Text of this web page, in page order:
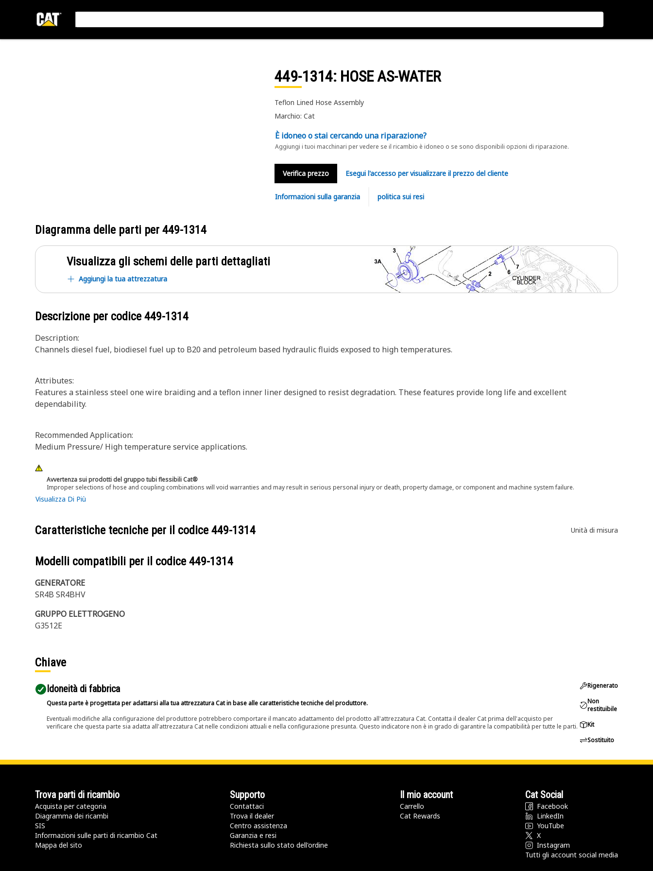
449-1314: HOSE AS-WATER
Teflon Lined Hose Assembly
Marchio: Cat
È idoneo o stai cercando una riparazione?
Aggiungi i tuoi macchinari per vedere se il ricambio è idoneo o se sono disponibili opzioni di riparazione.
Verifica prezzo Esegui l'accesso per visualizzare il prezzo del cliente
Informazioni sulla garanzia politica sui resi
Diagramma delle parti per 449-1314
Visualizza gli schemi delle parti dettagliati
Aggiungi la tua attrezzatura
Descrizione per codice 449-1314
Description:
Channels diesel fuel, biodiesel fuel up to B20 and petroleum based hydraulic fluids exposed to high temperatures.
Attributes:
Features a stainless steel one wire braiding and a teflon inner liner designed to resist degradation. These features provide long life and excellent
dependability.
Recommended Application:
Medium Pressure/ High temperature service applications.
Avvertenza sui prodotti del gruppo tubi flessibili Cat®
Improper selections of hose and coupling combinations will void warranties and may result in serious personal injury or death, property damage, or component and machine system failure.
Visualizza Di Più
Caratteristiche tecniche per il codice 449-1314 Unità di misura
Modelli compatibili per il codice 449-1314
GENERATORE
SR4B SR4BHV
GRUPPO ELETTROGENO
G3512E
Chiave
Idoneità di fabbrica
Questa parte è progettata per adattarsi alla tua attrezzatura Cat in base alle caratteristiche tecniche del produttore.
Eventuali modifiche alla configurazione del produttore potrebbero comportare il mancato adattamento del prodotto all'attrezzatura Cat. Contatta il dealer Cat prima dell'acquisto per
verificare che questa parte sia adatta all'attrezzatura Cat nelle condizioni attuali e nella configurazione presunta. Questo indicatore non è in grado di garantire la compatibilità per tutte le parti.
Rigenerato
Non
restituibile
Kit
Sostituito
Trova parti di ricambio
Acquista per categoria
Diagramma dei ricambi
SIS
Informazioni sulle parti di ricambio Cat
Mappa del sito
Supporto
Contattaci
Trova il dealer
Centro assistenza
Garanzia e resi
Richiesta sullo stato dell'ordine
Il mio account
Carrello
Cat Rewards
Cat Social
Facebook
LinkedIn
YouTube
X
Instagram
Tutti gli account social media